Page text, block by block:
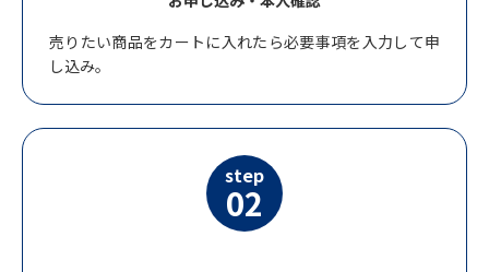
売りたい商品をカートに入れたら必要事項を入力して申
し込み。
step
02